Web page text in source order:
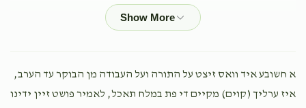
Pinny Dermer
Dovid SchneebalgPinny Dermer
1 year ago $36.00
א חשובע איד וואס זיצט על התורה ועל העבודה מן הבוקר עד הערב,
איז ערליך (קוים) מקיים די פת במלח תאכל, לאמיר פושט זיין ידינו